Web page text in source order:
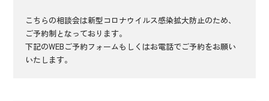
こちらの相談会は新型コロナウイルス感染拡大防止のため、
ご予約制となっております。
下記のWEBご予約フォームもしくはお電話でご予約をお願い
いたします。